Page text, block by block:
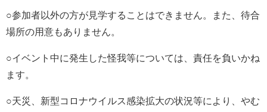
○参加者以外の方が見学することはできません。また、待合
場所の用意もありません。
○イベント中に発生した怪我等については、責任を負いかね
ます。
○天災、新型コロナウイルス感染拡大の状況等により、やむ